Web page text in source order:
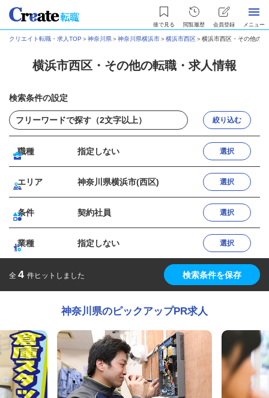
後で見る 閲覧履歴 会員登録 メニュー
クリエイト転職・求人TOP ＞神奈川県＞神奈川県横浜市＞横浜市西区＞横浜市西区・その他の
横浜市西区・その他の転職・求人情報
検索条件の設定
絞り込む
職種 指定しない 選択
エリア 神奈川県横浜市(西区) 選択
条件 契約社員 選択
業種 指定しない 選択
全 4 件ヒットしました 検索条件を保存
神奈川県のピックアップPR求人